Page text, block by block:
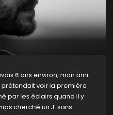
6 ans environ, mon ami
prétendait voir la première
par les éclairs quand il y
cherché un J. sans